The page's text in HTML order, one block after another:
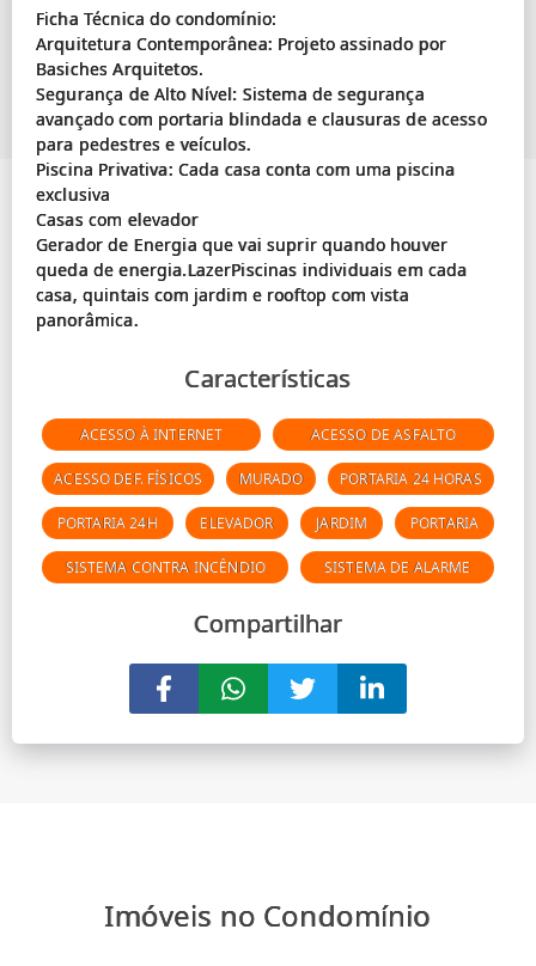
Ficha Técnica do condomínio:
Arquitetura Contemporânea: Projeto assinado por
Basiches Arquitetos.
Segurança de Alto Nível: Sistema de segurança
avançado com portaria blindada e clausuras de acesso
para pedestres e veículos.
Piscina Privativa: Cada casa conta com uma piscina
exclusiva
Casas com elevador
Gerador de Energia que vai suprir quando houver
queda de energia.LazerPiscinas individuais em cada
casa, quintais com jardim e rooftop com vista
Características
ACESSO À INTERNET ACESSO DE ASFALTO
ACESSO DEF. FÍSICOS MURADO PORTARIA 24 HORAS
PORTARIA 24H ELEVADOR JARDIM PORTARIA
SISTEMA CONTRA INCÊNDIO SISTEMA DE ALARME
Compartilhar
Imóveis no Condomínio